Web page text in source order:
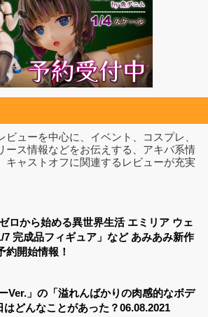
ビューを中心に、イベント、コスプレ、
ース情報などをお伝えする、アキバ系情
キャストオフに関連するレビューが充実
ロから始める異世界生活 エミリア ウェ
7 完成品フィギュア」など あみあみ新作
約開始情報！
Ver.」の「溢れんばかりの肉感的なボデ
はどんなことがあった？06.08.2021